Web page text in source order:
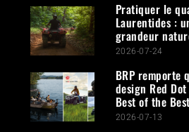
Pratiquer le
Laurentides :
grandeur
2026-07-24
BRP remporte
design Red
Best of the Best
2026-07-13